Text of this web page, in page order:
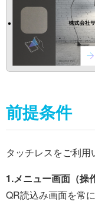
前提条件
タッチレスをご利用
1.メニュー画面（操
QR読込み画面を常